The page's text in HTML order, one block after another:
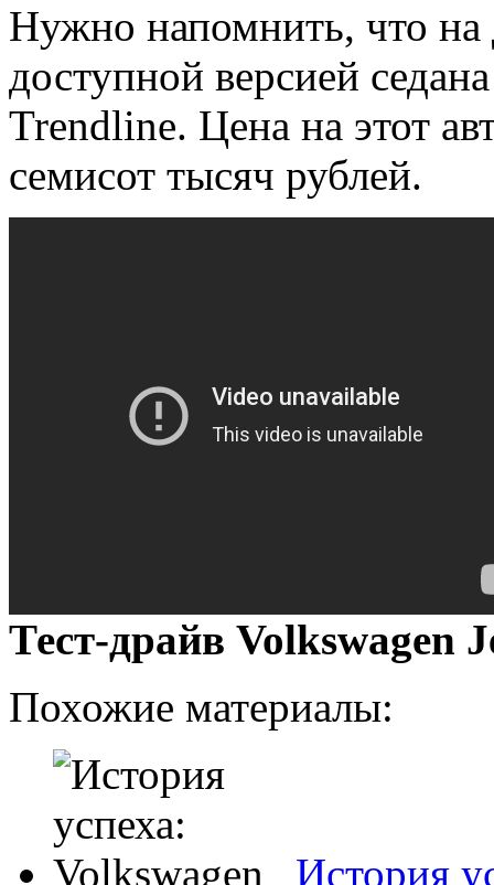
Нужно напомнить, что
доступной версией
Trendline. Цена на этот
семисот тысяч рублей.
Тест-драйв Volkswagen
Похожие материалы:
История